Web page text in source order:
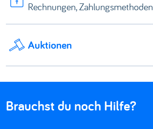
Rechnungen, Zahlungsmethoden
Auktionen
Brauchst du noch Hilfe?